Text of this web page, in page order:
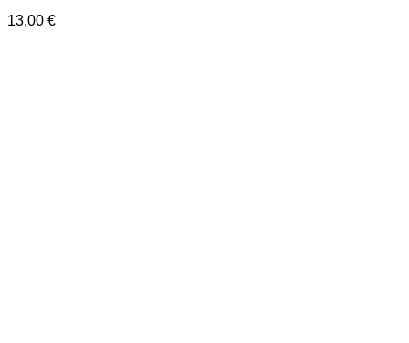
13,00 €